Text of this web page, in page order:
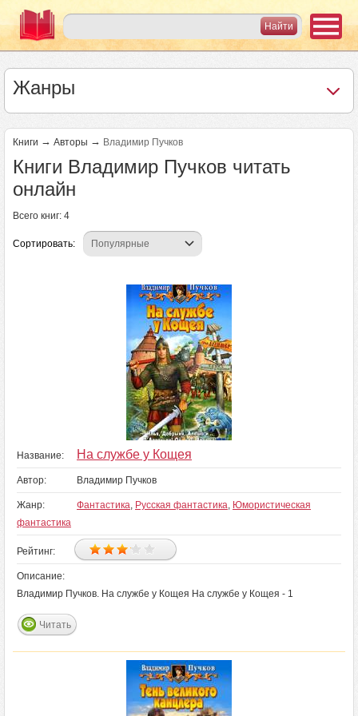
Жанры
Книги → Авторы → Владимир Пучков
Книги Владимир Пучков читать
онлайн
Всего книг: 4
Сортировать:
Название: На службе у Кощея
Автор: Владимир Пучков
Жанр: Фантастика, Русская фантастика, Юмористическая
фантастика
Рейтинг:
Описание:
Владимир Пучков. На службе у Кощея На службе у Кощея - 1
Читать